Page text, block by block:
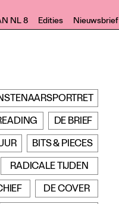
NL 8 Edities Nieuwsbrief
DE BRIEF
BITS & PIECES
RADICALE TIJDEN
DE COVER